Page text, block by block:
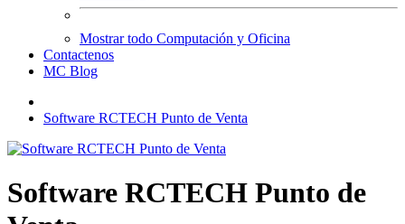
Mostrar todo Computación y Oficina
Contactenos
MC Blog
Software RCTECH Punto de Venta
Software RCTECH Punto de